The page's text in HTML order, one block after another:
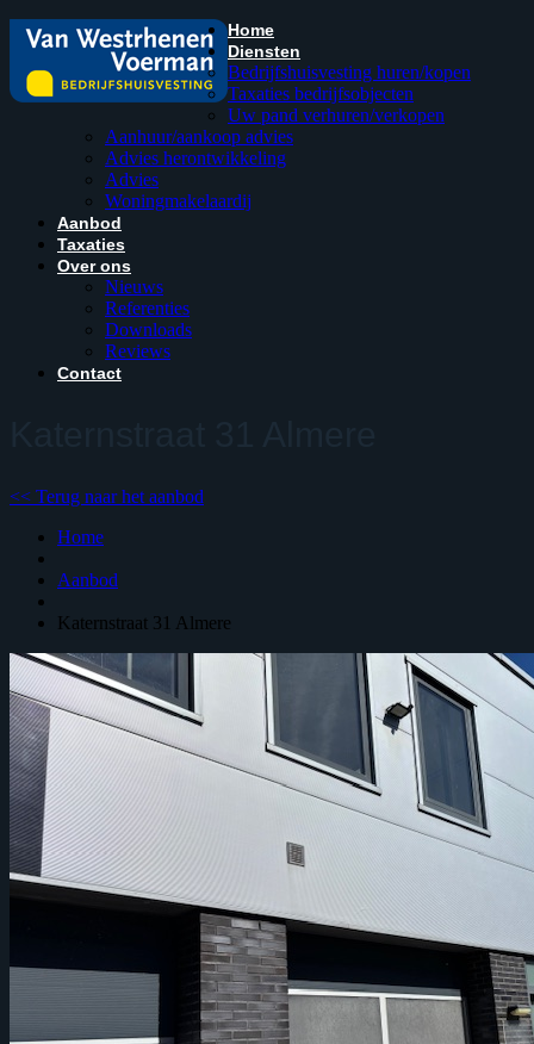
Home
Diensten
Bedrijfshuisvesting huren/kopen
Taxaties bedrijfsobjecten
Uw pand verhuren/verkopen
Aanhuur/aankoop advies
Advies herontwikkeling
Advies
Woningmakelaardij
Aanbod
Taxaties
Over ons
Nieuws
Referenties
Downloads
Reviews
Contact
<< Terug naar het aanbod
Home
Aanbod
Katernstraat 31 Almere